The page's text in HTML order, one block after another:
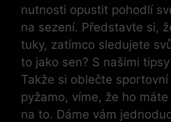
nutnosti opustit pohodlí
na sezení. Představte si,
tuky, zatímco sledujete
to jako sen? S našimi
Takže si oblečte
pyžamo, víme, že ho
na to. Dáme vám